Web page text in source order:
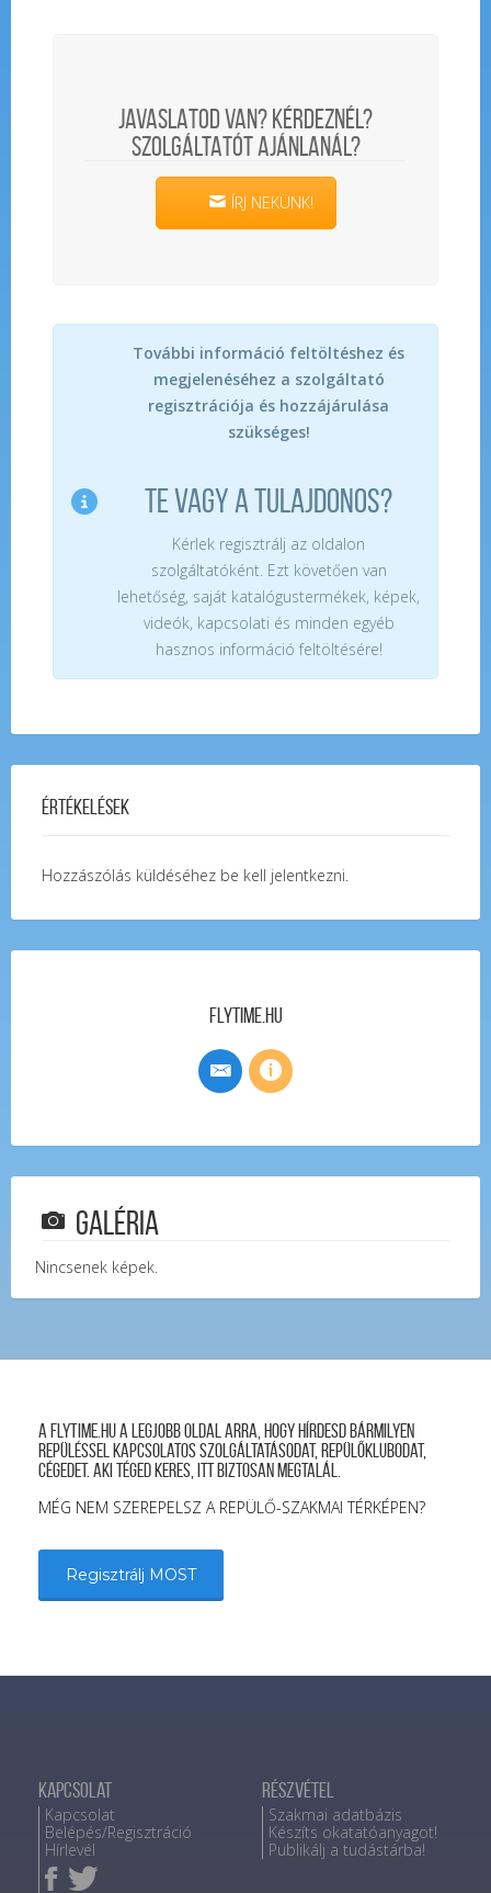
JAVASLATOD VAN? KÉRDEZNÉL?
SZOLGÁLTATÓT AJÁNLANÁL?
ÍRJ NEKÜNK!
További információ feltöltéshez és
megjelenéséhez a szolgáltató
regisztrációja és hozzájárulása
szükséges!
TE VAGY A TULAJDONOS?
Kérlek regisztrálj az oldalon
szolgáltatóként. Ezt követően van
lehetőség, saját katalógustermékek, képek,
videók, kapcsolati és minden egyéb
hasznos információ feltöltésére!
Értékelések
Hozzászólás küldéséhez be kell jelentkezni.
FlyTime.hu
Galéria
Nincsenek képek.
A FLYTIME.HU a legjobb oldal arra, hogy hírdesd bármilyen
repüléssel kapcsolatos szolgáltatásodat, repülőklubodat,
cégedet. Aki téged keres, itt biztosan megtalál.
MÉG NEM SZEREPELSZ A REPÜLŐ-SZAKMAI TÉRKÉPEN?
Regisztrálj MOST
Kapcsolat
Kapcsolat
Belépés/Regisztráció
Hírlevél
Részvétel
Szakmai adatbázis
Készíts okatatóanyagot!
Publikálj a tudástárba!